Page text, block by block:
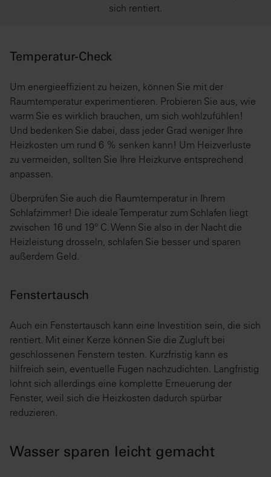
sich rentiert.
Temperatur-Check
Um energieeffizient zu heizen, können Sie mit der
Raumtemperatur experimentieren. Probieren Sie aus, wie
warm Sie es wirklich brauchen, um sich wohlzufühlen!
Und bedenken Sie dabei, dass jeder Grad weniger Ihre
Heizkosten um rund 6 % senken kann! Um Heizverluste
zu vermeiden, sollten Sie Ihre Heizkurve entsprechend
anpassen.
Überprüfen Sie auch die Raumtemperatur in Ihrem
Schlafzimmer! Die ideale Temperatur zum Schlafen liegt
zwischen 16 und 19° C. Wenn Sie also in der Nacht die
Heizleistung drosseln, schlafen Sie besser und sparen
außerdem Geld.
Fenstertausch
Auch ein Fenstertausch kann eine Investition sein, die sich
rentiert. Mit einer Kerze können Sie die Zugluft bei
geschlossenen Fenstern testen. Kurzfristig kann es
hilfreich sein, eventuelle Fugen nachzudichten. Langfristig
lohnt sich allerdings eine komplette Erneuerung der
Fenster, weil sich die Heizkosten dadurch spürbar
reduzieren.
Wasser sparen leicht gemacht